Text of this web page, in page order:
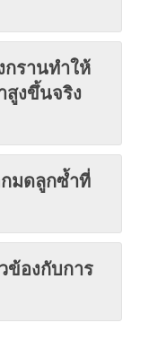
กรานทำให้
สูงขึ้นจริง
มดลูกซ้ำที่
ข้องกับการ